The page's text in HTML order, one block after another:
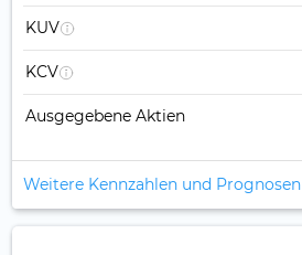
KUV
KCV
Ausgegebene Aktien
Weitere Kennzahlen und Prognosen